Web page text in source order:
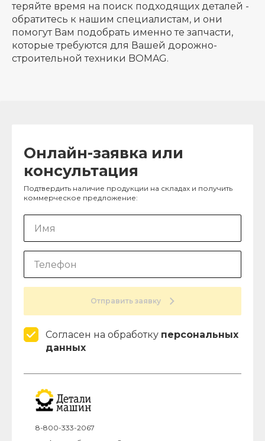
теряйте время на поиск подходящих деталей -
обратитесь к нашим специалистам, и они
помогут Вам подобрать именно те запчасти,
которые требуются для Вашей дорожно-
строительной техники BOMAG.
Онлайн-заявка или
консультация
Подтвердить наличие продукции на складах и получить
коммерческое предложение:
Отправить заявку
Согласен на обработку персональных
данных
8-800-333-2067